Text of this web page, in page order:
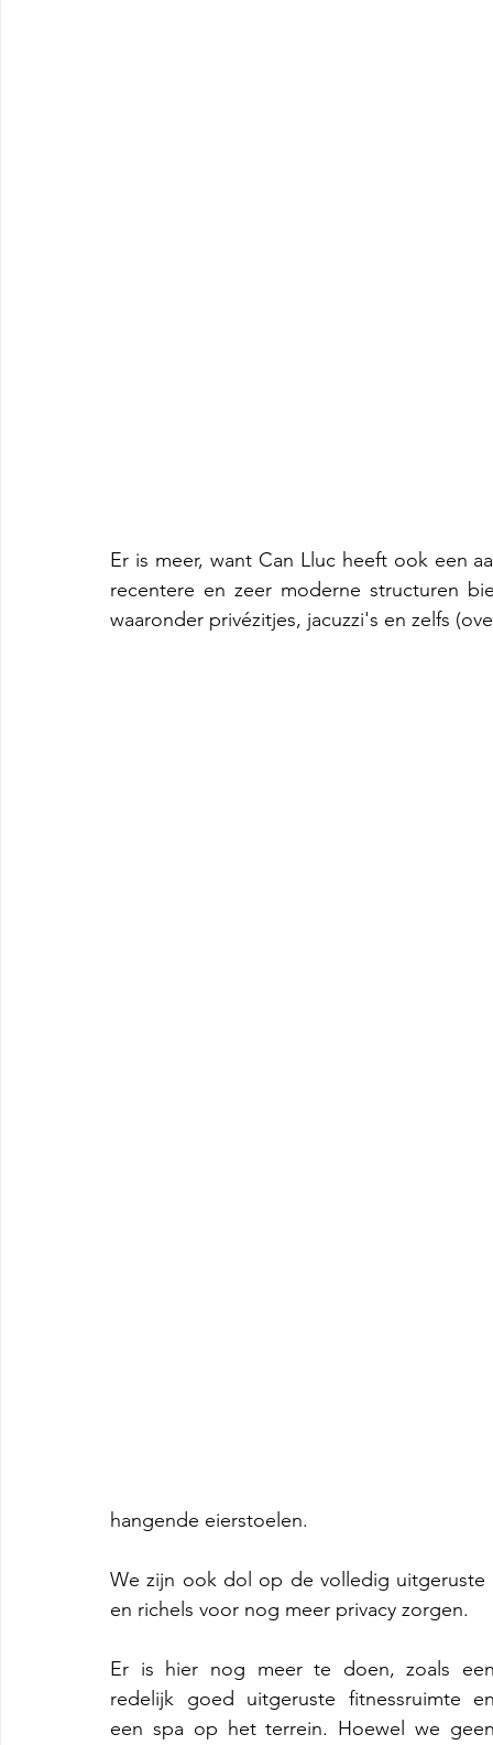
Er is meer, want Can Lluc heeft ook een
recentere en zeer moderne structuren
waaronder privézitjes, jacuzzi's en zelfs
hangende eierstoelen.
We zijn ook dol op de volledig
en richels voor nog meer privacy zorgen.
Er is hier nog meer te doen, zoals
redelijk goed uitgeruste fitnessruimte
een spa op het terrein. Hoewel we